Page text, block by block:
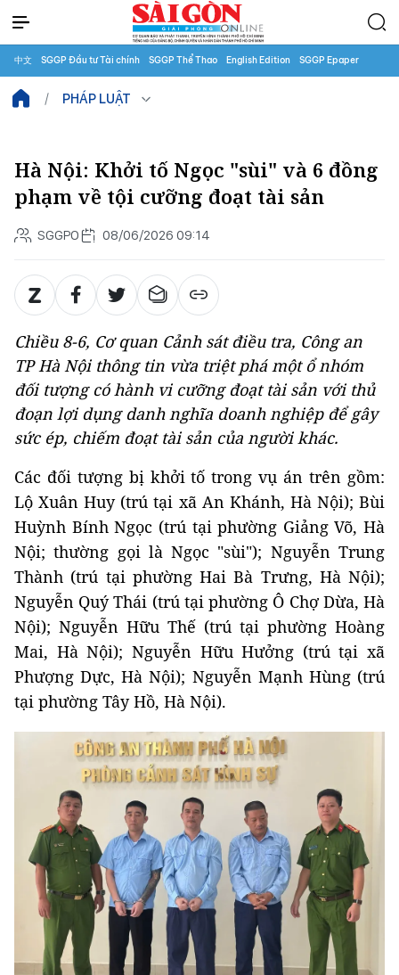
中文 SGGP Đầu tư Tài chính SGGP Thể Thao English Edition SGGP Epaper
PHÁP LUẬT
Hà Nội: Khởi tố Ngọc "sùi" và 6 đồng
phạm về tội cưỡng đoạt tài sản
SGGPO 08/06/2026 09:14
Chiều 8-6, Cơ quan Cảnh sát điều tra, Công an
TP Hà Nội thông tin vừa triệt phá một ổ nhóm
đối tượng có hành vi cưỡng đoạt tài sản với thủ
đoạn lợi dụng danh nghĩa doanh nghiệp để gây
sức ép, chiếm đoạt tài sản của người khác.
Các đối tượng bị khởi tố trong vụ án trên gồm:
Lộ Xuân Huy (trú tại xã An Khánh, Hà Nội); Bùi
Huỳnh Bính Ngọc (trú tại phường Giảng Võ, Hà
Nội; thường gọi là Ngọc "sùi"); Nguyễn Trung
Thành (trú tại phường Hai Bà Trưng, Hà Nội);
Nguyễn Quý Thái (trú tại phường Ô Chợ Dừa, Hà
Nội); Nguyễn Hữu Thế (trú tại phường Hoàng
Mai, Hà Nội); Nguyễn Hữu Hưởng (trú tại xã
Phượng Dực, Hà Nội); Nguyễn Mạnh Hùng (trú
tại phường Tây Hồ, Hà Nội).